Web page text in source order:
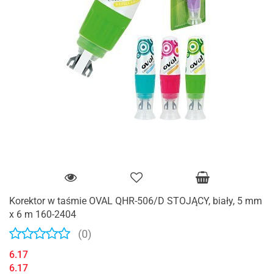
Korektor w taśmie OVAL QHR-506/D STOJĄCY, biały, 5 mm
x 6 m 160-2404
(0)
6.17
6.17